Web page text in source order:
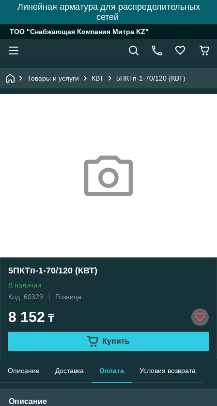
Линейная арматура для распределительных
сетей
ТОО "Снабжающая Компания Митра KZ"
Товары и услуги КВТ 5ПКТп-1-70/120 (КВТ)
5ПКТп-1-70/120 (КВТ)
В наличии
Код: 60329
Розница
8 152 ₸
Купить
Описание Доставка Оплата Условия возврата
Описание